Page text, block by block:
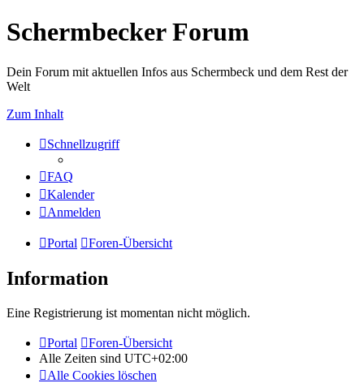
Schermbecker Forum
Dein Forum mit aktuellen Infos aus Schermbeck und dem Rest der
Welt
Zum Inhalt
Schnellzugriff
FAQ
Kalender
Anmelden
Portal Foren-Übersicht
Information
Eine Registrierung ist momentan nicht möglich.
Portal
Foren-Übersicht
Alle Zeiten sind UTC+02:00
Alle Cookies löschen